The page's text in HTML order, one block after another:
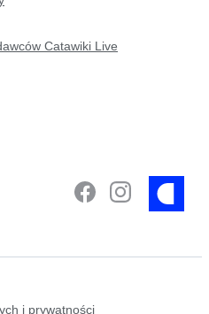
Catawiki Live
i prywatności